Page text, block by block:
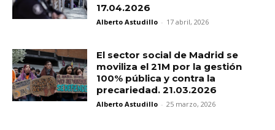
17.04.2026
Alberto Astudillo - 17 abril, 2026
El sector social de Madrid se
moviliza el 21M por la gestión
100% pública y contra la
precariedad. 21.03.2026
Alberto Astudillo - 25 marzo, 2026